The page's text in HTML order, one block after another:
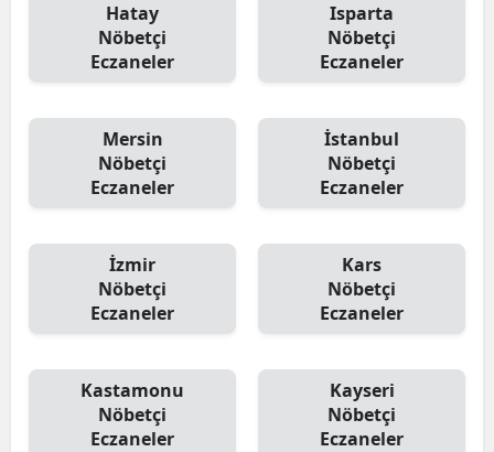
Hatay
Nöbetçi
Eczaneler
Isparta
Nöbetçi
Eczaneler
Mersin
Nöbetçi
Eczaneler
İstanbul
Nöbetçi
Eczaneler
İzmir
Nöbetçi
Eczaneler
Kars
Nöbetçi
Eczaneler
Kastamonu
Nöbetçi
Eczaneler
Kayseri
Nöbetçi
Eczaneler